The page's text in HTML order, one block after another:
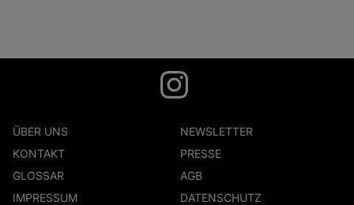
ÜBER UNS
NEWSLETTER
KONTAKT
PRESSE
GLOSSAR
AGB
IMPRESSUM
DATENSCHUTZ